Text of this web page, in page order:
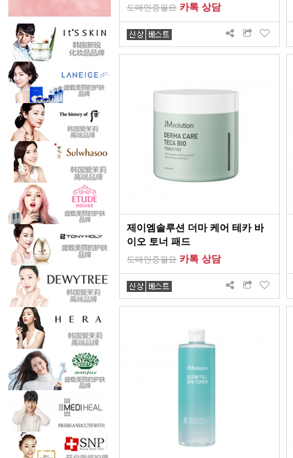
도매인증필요 카톡 상담
제이엠솔루션 더마 케어 테카 바
이오 토너 패드
도매인증필요 카톡 상담